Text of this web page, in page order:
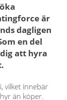
är
dagligen
en del
att hyra
vilket innebär
än köper.